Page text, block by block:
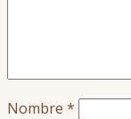
Nombre *